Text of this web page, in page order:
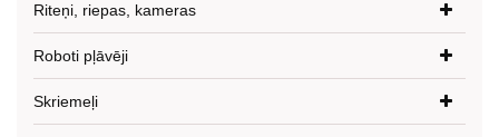
Riteņi, riepas, kameras
Roboti pļāvēji
Skriemeļi